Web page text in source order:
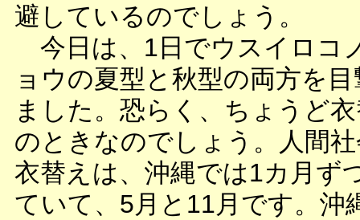
避しているのでしょう。
今日は、1日でウスイロコ
ョウの夏型と秋型の両方を
ました。恐らく、ちょうど
のときなのでしょう。人間
衣替えは、沖縄では1カ月ず
ていて、5月と11月です。沖